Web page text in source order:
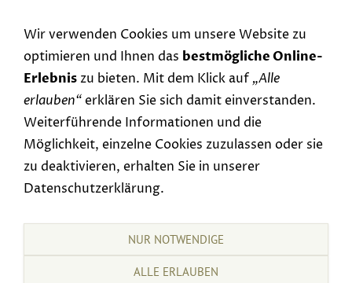
Wir verwenden Cookies um unsere Website zu
optimieren und Ihnen das bestmögliche Online-
Erlebniszu bieten. Mit dem Klick auf „Alle
erlauben“erklären Sie sich damit einverstanden.
Weiterführende Informationen und die
Möglichkeit, einzelne Cookies zuzulassen oder sie
zu deaktivieren, erhalten Sie in unserer
Datenschutzerklärung.
NUR NOTWENDIGE
ALLE ERLAUBEN